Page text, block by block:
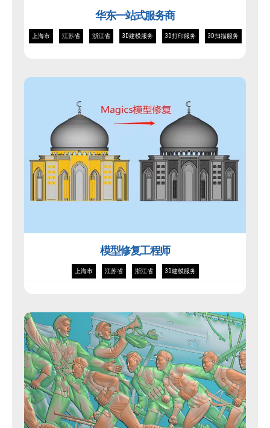
华东一站式服务商
上海市 江苏省 浙江省 3D建模服务 3D打印服务 3D扫描服务
模型修复工程师
上海市 江苏省 浙江省 3D建模服务